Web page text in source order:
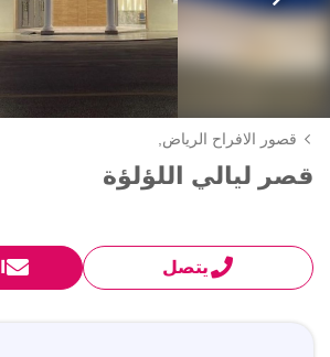
قصور الافراح الرياض,
قصر ليالي اللؤلؤة
يتصل